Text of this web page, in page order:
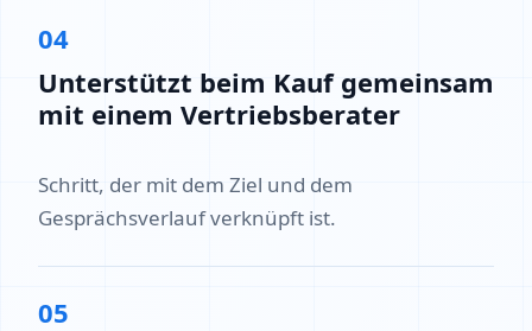
04
Unterstützt beim Kauf gemeinsam
mit einem Vertriebsberater
Schritt, der mit dem Ziel und dem
Gesprächsverlauf verknüpft ist.
05